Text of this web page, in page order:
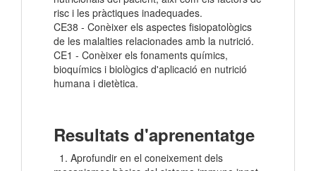
risc i les pràctiques inadequades.
CE38 - Conèixer els aspectes fisiopatològics
de les malalties relacionades amb la nutrició.
CE1 - Conèixer els fonaments químics,
bioquímics i biològics d'aplicació en nutrició
humana i dietètica.
Resultats d'aprenentatge
1. Aprofundir en el coneixement dels